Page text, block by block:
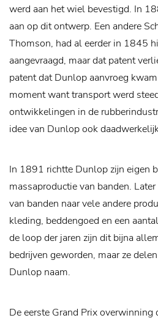
werd aan het wiel bevestigd. In
aan op dit ontwerp. Een andere
Thomson, had al eerder in 1845
aangevraagd, maar dat patent
patent dat Dunlop aanvroeg
moment want transport werd
ontwikkelingen in de
idee van Dunlop ook
In 1891 richtte Dunlop zijn eigen
massaproductie van banden.
van banden naar vele andere
kleding, beddengoed en een
de loop der jaren zijn dit bijna
bedrijven geworden, maar ze
Dunlop naam.
De eerste Grand Prix